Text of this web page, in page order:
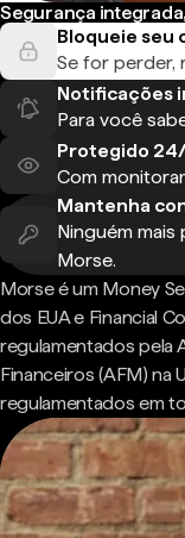
Segurança
Bloqueie seu
Se for perder,
Notificações
Para você
Protegido
Com
Mantenha
Ninguém
Morse.
Morse é um Money
dos EUA e Financial
regulamentados pela
Financeiros (AFM) na
regulamentados em